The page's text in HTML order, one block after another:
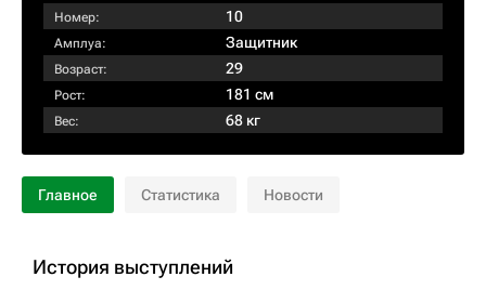
Номер: 10
Амплуа: Защитник
Возраст: 29
Рост: 181 см
Вес: 68 кг
Главное Статистика Новости
История выступлений